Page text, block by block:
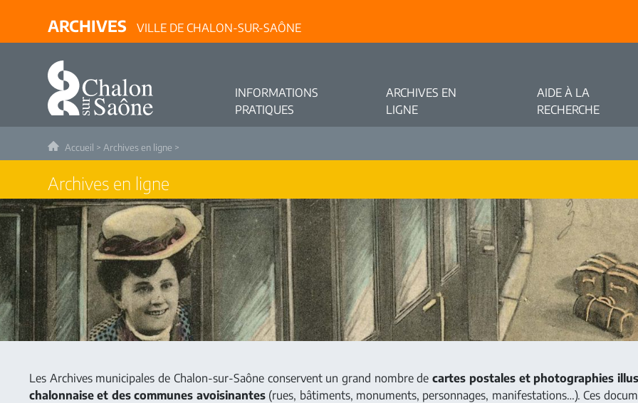
ARCHIVES VILLE DE CHALON-SUR-SAÔNE
INFORMATIONS
PRATIQUES
ARCHIVES EN
LIGNE
AIDE À LA
RECHERCHE
Accueil > Archives en ligne >
Archives en ligne
Les Archives municipales de Chalon-sur-Saône conservent un grand nombre decartes postales et photographies
chalonnaise et des communes avoisinantes(rues, bâtiments, monuments, personnages, manifestations…). Ces